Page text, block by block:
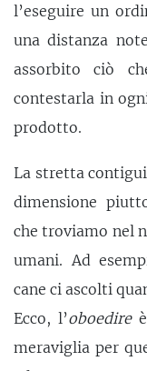
l’eseguire un
una distanza
assorbito ciò
contestarla in
prodotto.
La stretta
dimensione
che troviamo nel
umani. Ad
cane ci ascolti
Ecco, l’oboedireè
meraviglia per